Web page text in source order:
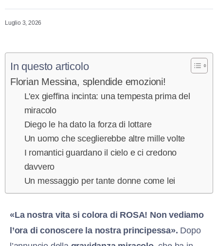
Luglio 3, 2026
In questo articolo
Florian Messina, splendide emozioni!
L'ex gieffina incinta: una tempesta prima del
miracolo
Diego le ha dato la forza di lottare
Un uomo che sceglierebbe altre mille volte
I romantici guardano il cielo e ci credono
davvero​
Un messaggio per tante donne come lei
«La nostra vita si colora di ROSA! Non vediamo
l’ora di conoscere la nostra principessa». Dopo